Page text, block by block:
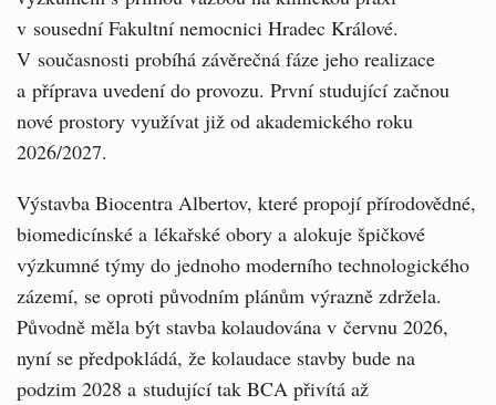
v sousední Fakultní nemocnici Hradec Králové.
V současnosti probíhá závěrečná fáze jeho realizace
a příprava uvedení do provozu. První studující začnou
nové prostory využívat již od akademického roku
2026/2027.
Výstavba Biocentra Albertov, které propojí přírodovědné,
biomedicínské a lékařské obory a alokuje špičkové
výzkumné týmy do jednoho moderního technologického
zázemí, se oproti původním plánům výrazně zdržela.
Původně měla být stavba kolaudována v červnu 2026,
nyní se předpokládá, že kolaudace stavby bude na
podzim 2028 a studující tak BCA přivítá až